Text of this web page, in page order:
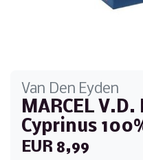
Van Den Eyden
MARCEL V.D.
Cyprinus
EUR 8,99